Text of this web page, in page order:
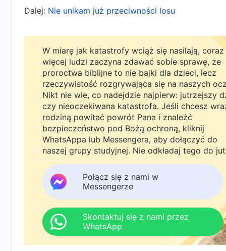
przyjrzy się twojej ścieżce życiowej,
Bóg, ale możesz również dokonać
okoliczności. Bóg nie będzie ci narzucał
lub miliarderem i mówisz: »Dla mnie
dużej liczby dzieci nie przeszkodzi mi w
zbyt duży kłopot, możesz mieć tyle dzieci;
względem twojego zbawienia na podstawie
Czy to jasne?
(Tak)”(Jak dążyć do prawdy (16),
Bożym zrozumiałam nagle, że małżeństwo i
Boga. Bóg nie potępia ludzi za to, że
dana osoba może zostać zbawiona, głównie
obowiązków i bierze przy tym pod uwagę,
Nawet gdy ktoś nie zawarł związku
i nie wyzbędzie się zepsutego usposobienia,
Bóg nie patrzy na nasze zewnętrzne
Dalej: Nie unikam już przeciwności losu
W miarę jak katastrofy wciąż się nasilają, coraz
więcej ludzi zaczyna zdawać sobie sprawę, że
proroctwa biblijne to nie bajki dla dzieci, lecz
rzeczywistość rozgrywająca się na naszych
Nikt nie wie, co nadejdzie najpierw: jutrzejszy
czy nieoczekiwana katastrofa. Jeśli chcesz
rodziną powitać powrót Pana i znaleźć
bezpieczeństwo pod Bożą ochroną, kliknij
WhatsAppa lub Messengera, aby dołączyć do
naszej grupy studyjnej. Nie odkładaj tego do
Połącz się z nami w
Messengerze
Skontaktuj się z nami przez
WhatsApp